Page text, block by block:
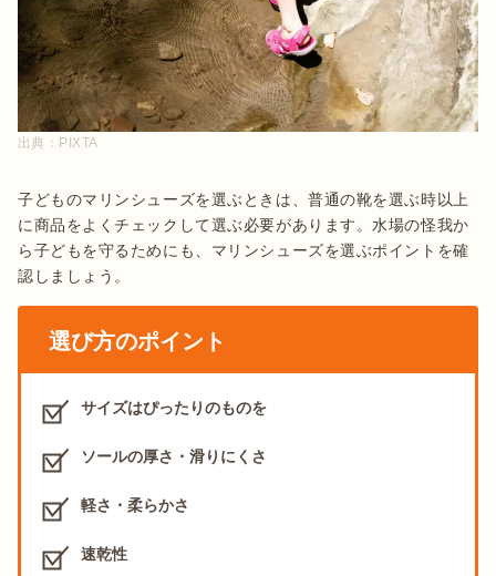
出典： PIXTA
子どものマリンシューズを選ぶときは、普通の靴を選ぶ時以上
に商品をよくチェックして選ぶ必要があります。水場の怪我か
ら子どもを守るためにも、マリンシューズを選ぶポイントを確
認しましょう。
選び方のポイント
サイズはぴったりのものを
ソールの厚さ・滑りにくさ
軽さ・柔らかさ
速乾性